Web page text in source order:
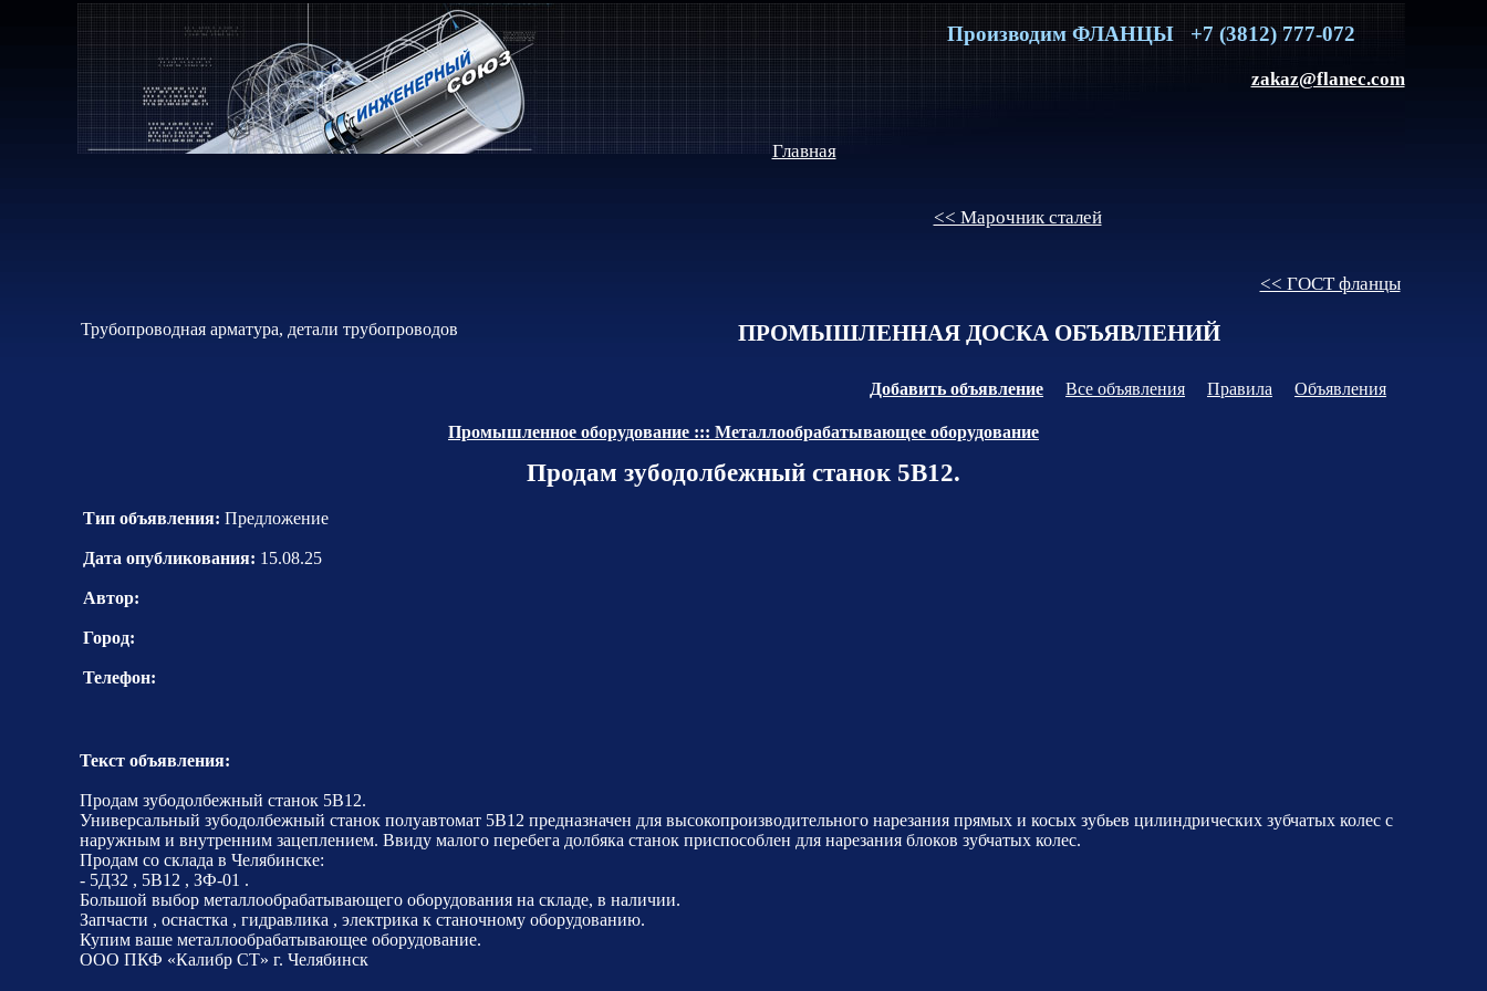
Трубопроводная арматура, детали трубопроводов
ПроизводимФЛАНЦЫ+7 (3812) 777-072
zakaz@flanec.com
Главная
<< Марочник сталей
<< ГОСТ фланцы
ПРОМЫШЛЕННАЯ ДОСКА ОБЪЯВЛЕНИЙ
Добавить объявление Все объявления Правила Объявления
Промышленное оборудование ::: Металлообрабатывающее оборудование
Продам зубодолбежный станок 5В12.
Тип объявления: Предложение
Дата опубликования: 15.08.25
Автор:
Город:
Телефон:
Текст объявления:
Продам зубодолбежный станок 5В12.
Универсальный зубодолбежный станок полуавтомат 5В12 предназначен для высокопроизводительного нарезания прямых и косых зубьев цилиндрических зубчатых колес с
наружным и внутренним зацеплением. Ввиду малого перебега долбяка станок приспособлен для нарезания блоков зубчатых колес.
Продам со склада в Челябинске:
- 5Д32 , 5В12 , ЗФ-01 .
Большой выбор металлообрабатывающего оборудования на складе, в наличии.
Запчасти , оснастка , гидравлика , электрика к станочному оборудованию.
Купим ваше металлообрабатывающее оборудование.
ООО ПКФ «Калибр СТ» г. Челябинск